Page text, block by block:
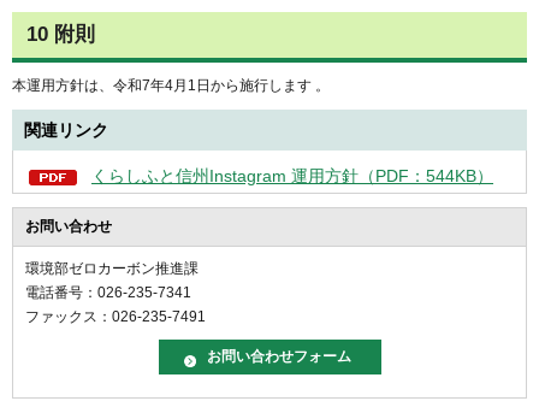
10 附則
本運用方針は、令和7年4月1日から施行します 。
関連リンク
くらしふと信州Instagram 運用方針（PDF：544KB）
お問い合わせ
環境部ゼロカーボン推進課
電話番号：026-235-7341
ファックス：026-235-7491